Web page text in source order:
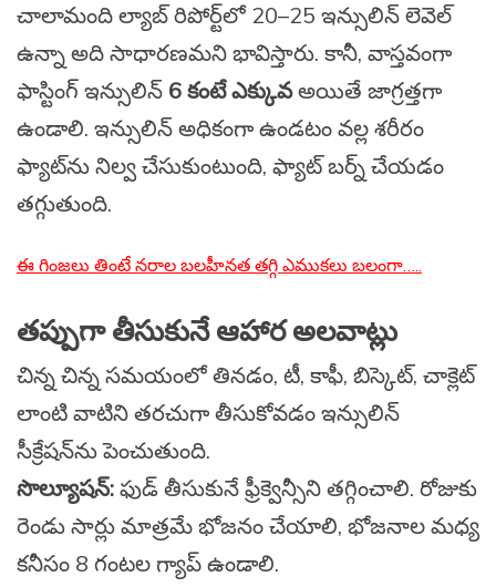
చాలామంది ల్యాబ్ రిపోర్ట్‌లో 20–25 ఇన్సులిన్ లెవెల్
ఉన్నా అది సాధారణమని భావిస్తారు. కానీ, వాస్తవంగా
ఫాస్టింగ్ ఇన్సులిన్ 6 కంటే ఎక్కువఅయితే జాగ్రత్తగా
ఉండాలి. ఇన్సులిన్ అధికంగా ఉండటం వల్ల శరీరం
ఫ్యాట్‌ను నిల్వ చేసుకుంటుంది, ఫ్యాట్ బర్న్ చేయడం
తగ్గుతుంది.
ఈ గింజలు తింటే నరాల బలహీనత తగ్గి ఎముకలు బలంగా…..
తప్పుగా తీసుకునే ఆహార అలవాట్లు
చిన్న చిన్న సమయంలో తినడం, టీ, కాఫీ, బిస్కెట్, చాక్లెట్
లాంటి వాటిని తరచుగా తీసుకోవడం ఇన్సులిన్
సీక్రేషన్‌ను పెంచుతుంది.
సొల్యూషన్: ఫుడ్ తీసుకునే ఫ్రీక్వెన్సీని తగ్గించాలి. రోజుకు
రెండు సార్లు మాత్రమే భోజనం చేయాలి, భోజనాల మధ్య
కనీసం 8 గంటల గ్యాప్ ఉండాలి.